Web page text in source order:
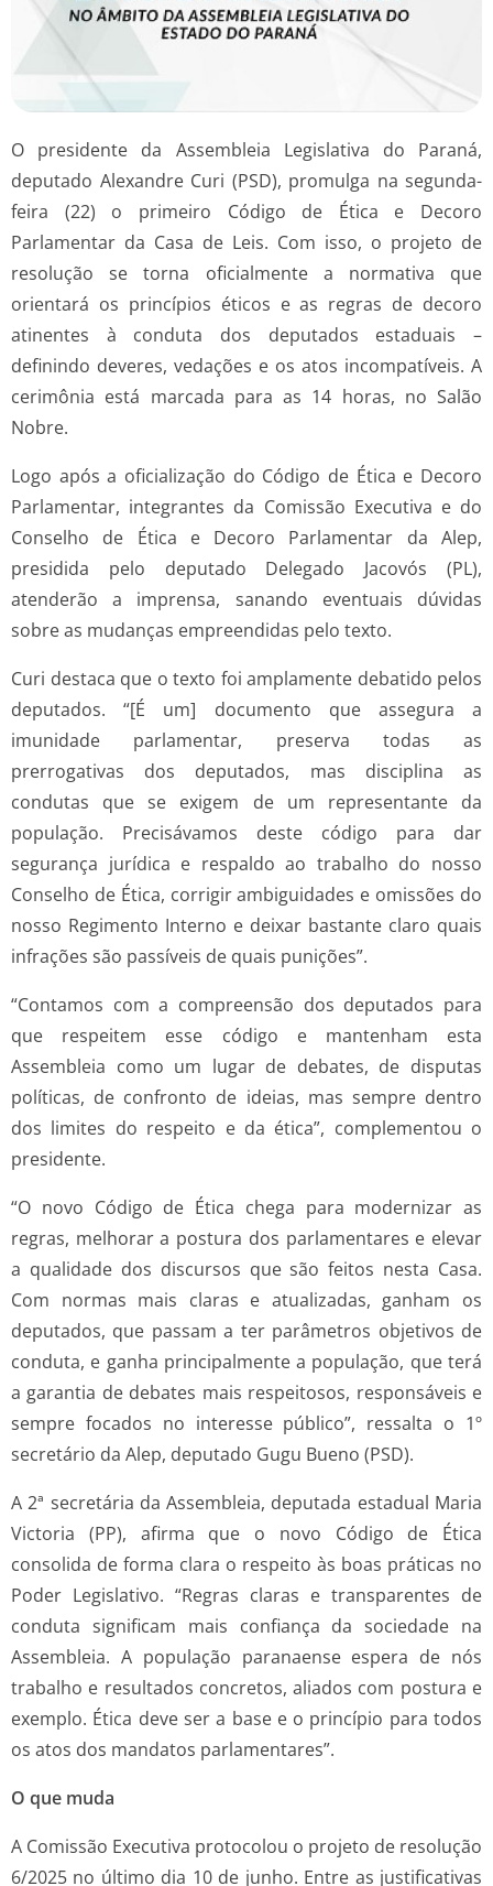
O presidente da Assembleia Legislativa do Paraná,
deputado Alexandre Curi (PSD), promulga na segunda-
feira (22) o primeiro Código de Ética e Decoro
Parlamentar da Casa de Leis. Com isso, o projeto de
resolução se torna oficialmente a normativa que
orientará os princípios éticos e as regras de decoro
atinentes à conduta dos deputados estaduais –
definindo deveres, vedações e os atos incompatíveis. A
cerimônia está marcada para as 14 horas, no Salão
Nobre.
Logo após a oficialização do Código de Ética e Decoro
Parlamentar, integrantes da Comissão Executiva e do
Conselho de Ética e Decoro Parlamentar da Alep,
presidida pelo deputado Delegado Jacovós (PL),
atenderão a imprensa, sanando eventuais dúvidas
sobre as mudanças empreendidas pelo texto.
Curi destaca que o texto foi amplamente debatido pelos
deputados. “[É um] documento que assegura a
imunidade parlamentar, preserva todas as
prerrogativas dos deputados, mas disciplina as
condutas que se exigem de um representante da
população. Precisávamos deste código para dar
segurança jurídica e respaldo ao trabalho do nosso
Conselho de Ética, corrigir ambiguidades e omissões do
nosso Regimento Interno e deixar bastante claro quais
infrações são passíveis de quais punições”.
“Contamos com a compreensão dos deputados para
que respeitem esse código e mantenham esta
Assembleia como um lugar de debates, de disputas
políticas, de confronto de ideias, mas sempre dentro
dos limites do respeito e da ética”, complementou o
presidente.
“O novo Código de Ética chega para modernizar as
regras, melhorar a postura dos parlamentares e elevar
a qualidade dos discursos que são feitos nesta Casa.
Com normas mais claras e atualizadas, ganham os
deputados, que passam a ter parâmetros objetivos de
conduta, e ganha principalmente a população, que terá
a garantia de debates mais respeitosos, responsáveis e
sempre focados no interesse público”, ressalta o 1º
secretário da Alep, deputado Gugu Bueno (PSD).
A 2ª secretária da Assembleia, deputada estadual Maria
Victoria (PP), afirma que o novo Código de Ética
consolida de forma clara o respeito às boas práticas no
Poder Legislativo. “Regras claras e transparentes de
conduta significam mais confiança da sociedade na
Assembleia. A população paranaense espera de nós
trabalho e resultados concretos, aliados com postura e
exemplo. Ética deve ser a base e o princípio para todos
os atos dos mandatos parlamentares”.
O que muda
A Comissão Executiva protocolou o projeto de resolução
6/2025 no último dia 10 de junho. Entre as justificativas